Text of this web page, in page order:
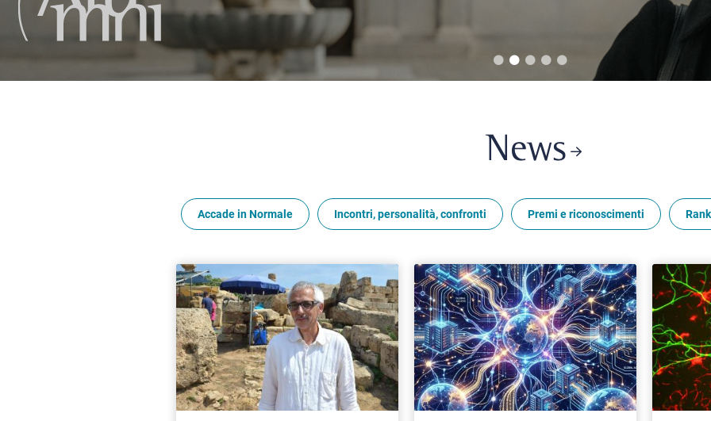
News
Accade in Normale Incontri, personalità, confronti Premi e riconoscimenti